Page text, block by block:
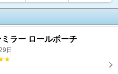
ミラー ロールポーチ
日